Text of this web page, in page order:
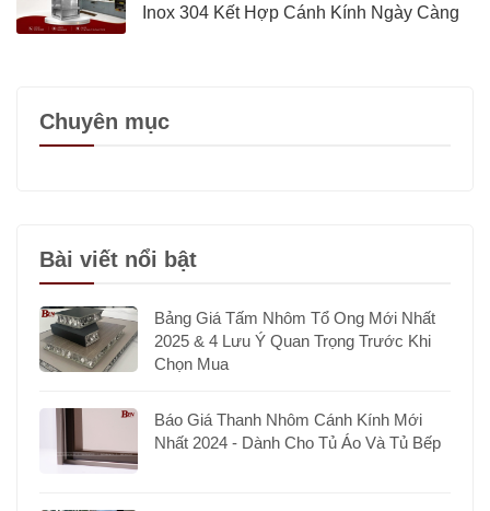
Inox 304 Kết Hợp Cánh Kính Ngày Càng
Chuyên mục
Bài viết nổi bật
Bảng Giá Tấm Nhôm Tổ Ong Mới Nhất
2025 & 4 Lưu Ý Quan Trọng Trước Khi
Chọn Mua
Báo Giá Thanh Nhôm Cánh Kính Mới
Nhất 2024 - Dành Cho Tủ Áo Và Tủ Bếp